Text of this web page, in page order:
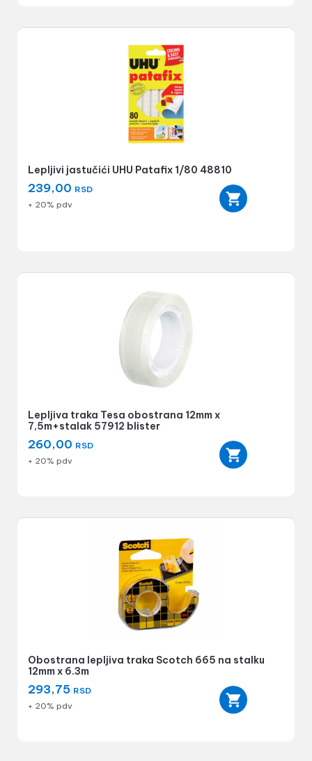
Lepljivi jastučići UHU Patafix 1/80 48810
239,00 RSD
+ 20% pdv
Lepljiva traka Tesa obostrana 12mm x
7,5m+stalak 57912 blister
260,00 RSD
+ 20% pdv
Obostrana lepljiva traka Scotch 665 na stalku
12mm x 6.3m
293,75 RSD
+ 20% pdv